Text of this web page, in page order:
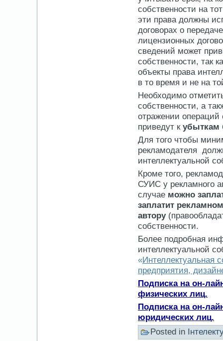
собственности на
эти права должны
договорах о
лицензионных
сведений может
собственности, так
объекты права
в то время и не на
Необходимо
собственности, а
отражении операций
приведут к убыткам
Для того чтобы
рекламодателя
интеллектуальной
Кроме того,
СУИС у рекламного
случае можно
заплатит
автору
собственности.
Более подробная
интеллектуальной
«Интеллектуальная
предприятия,
Подписка на он-
физических лиц.
Подписка на он-
юридических лиц.
Posted in